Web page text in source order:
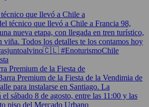
que llevó a Chile a
Premium de la Fiesta de